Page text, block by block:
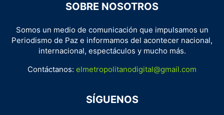
SOBRE NOSOTROS
Somos un medio de comunicación que impulsamos un
Periodismo de Paz e informamos del acontecer nacional,
internacional, espectáculos y mucho más.
Contáctanos: elmetropolitanodigital@gmail.com
SÍGUENOS